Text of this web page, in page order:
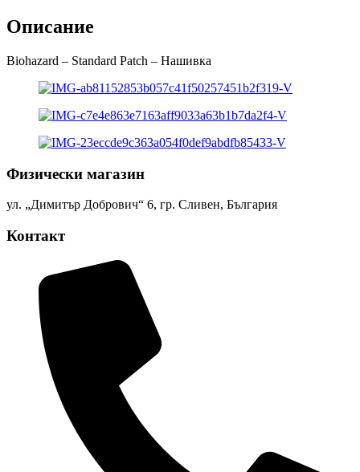
Описание
Biohazard – Standard Patch – Нашивка
Физически магазин
ул. „Димитър Добрович“ 6, гр. Сливен, България
Контакт